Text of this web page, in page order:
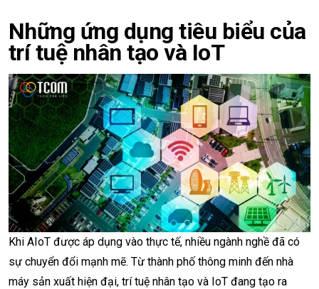
Những ứng dụng tiêu biểu của
trí tuệ nhân tạo và IoT
Khi AIoT được áp dụng vào thực tế, nhiều ngành nghề đã có
sự chuyển đổi mạnh mẽ. Từ thành phố thông minh đến nhà
máy sản xuất hiện đại, trí tuệ nhân tạo và IoT đang tạo ra